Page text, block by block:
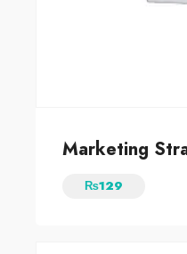
Marketing
₨129